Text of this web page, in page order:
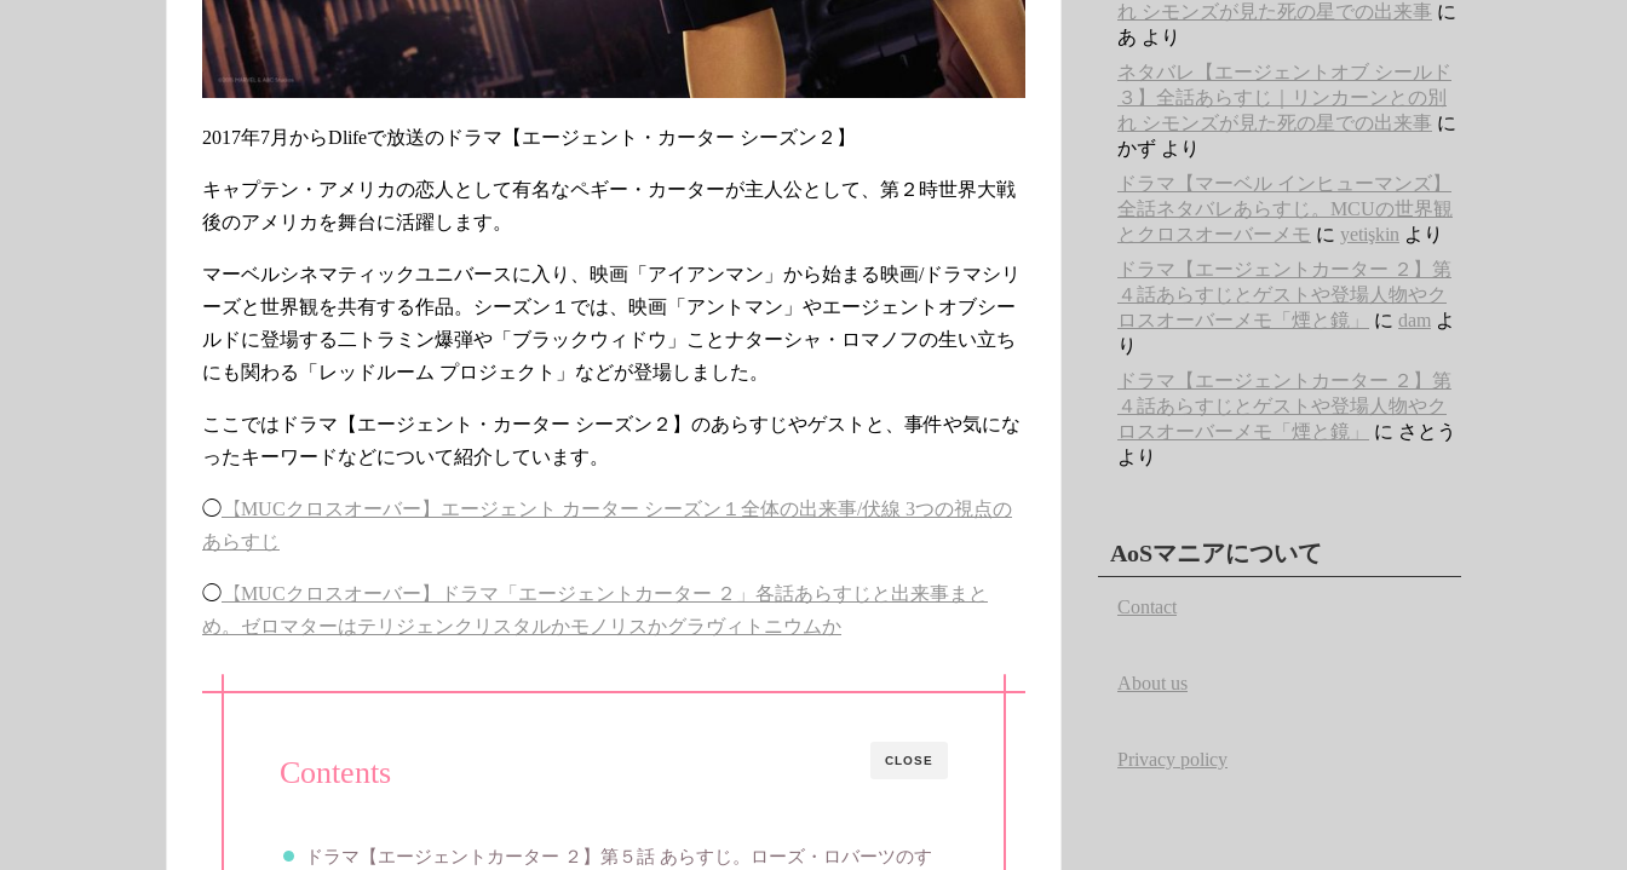
2017年7月からDlifeで放送のドラマ【エージェント・カーター シーズン２】
キャプテン・アメリカの恋人として有名なペギー・カーターが主人公として、第２時世界大戦
後のアメリカを舞台に活躍します。
マーベルシネマティックユニバースに入り、映画「アイアンマン」から始まる映画/ドラマシリ
ーズと世界観を共有する作品。シーズン１では、映画「アントマン」やエージェントオブシー
ルドに登場する二トラミン爆弾や「ブラックウィドウ」ことナターシャ・ロマノフの生い立ち
にも関わる「レッドルーム プロジェクト」などが登場しました。
ここではドラマ【エージェント・カーター シーズン２】のあらすじやゲストと、事件や気にな
ったキーワードなどについて紹介しています。
◯ 【MUCクロスオーバー】エージェント カーター シーズン１全体の出来事/伏線 3つの視点の
あらすじ
◯ 【MUCクロスオーバー】ドラマ「エージェントカーター ２」各話あらすじと出来事まと
め。ゼロマターはテリジェンクリスタルかモノリスかグラヴィトニウムか
CLOSE
Contents
ドラマ【エージェントカーター ２】第５話 あらすじ。ローズ・ロバーツのす
れ シモンズが見た死の星での出来事 に
あ より
ネタバレ【エージェントオブ シールド
３】全話あらすじ｜リンカーンとの別
れ シモンズが見た死の星での出来事 に
かず より
ドラマ【マーベル インヒューマンズ】
全話ネタバレあらすじ。MCUの世界観
とクロスオーバーメモ に yetişkin より
ドラマ【エージェントカーター ２】第
４話あらすじとゲストや登場人物やク
ロスオーバーメモ「煙と鏡」
に dam よ
り
ドラマ【エージェントカーター ２】第
４話あらすじとゲストや登場人物やク
ロスオーバーメモ「煙と鏡」
に さとう
より
AoSマニアについて
Contact
About us
Privacy policy